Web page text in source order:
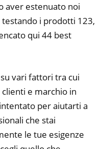
aver estenuato noi
i prodotti 123,
qui 44 best
vari fattori tra cui
e marchio in
per aiutarti a
che stai
le tue esigenze